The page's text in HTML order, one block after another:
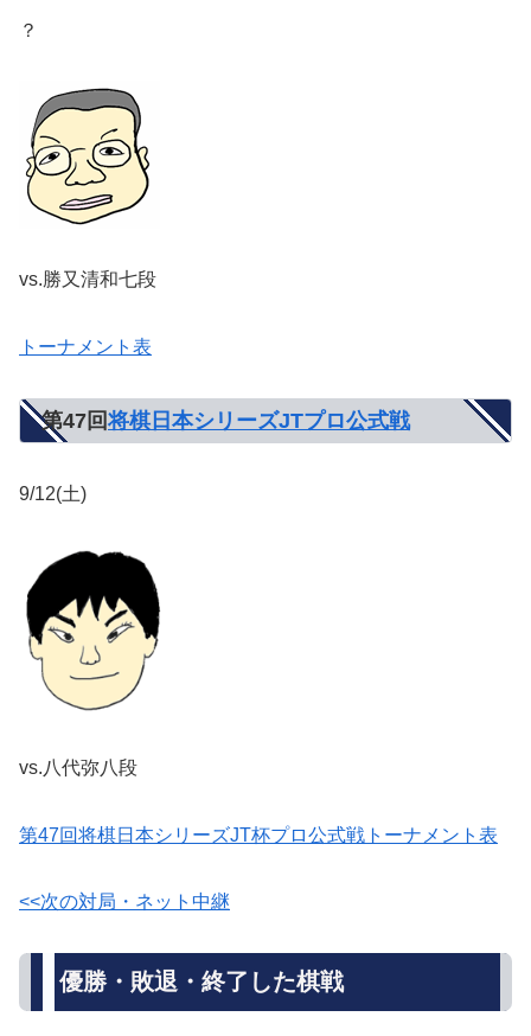
？
vs.勝又清和七段
トーナメント表
第47回将棋日本シリーズJTプロ公式戦
9/12(土)
vs.八代弥八段
第47回将棋日本シリーズJT杯プロ公式戦トーナメント表
<<次の対局・ネット中継
優勝・敗退・終了した棋戦